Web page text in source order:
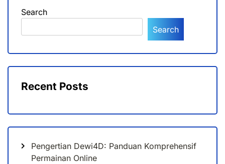
Search
Search
Recent Posts
Pengertian Dewi4D: Panduan Komprehensif
Permainan Online